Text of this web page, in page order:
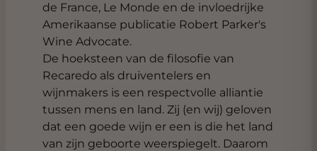
de France, Le Monde en de invloedrijke
Amerikaanse publicatie Robert Parker's
Wine Advocate.
De hoeksteen van de filosofie van
Recaredo als druiventelers en
wijnmakers is een respectvolle alliantie
tussen mens en land. Zij (en wij) geloven
dat een goede wijn er een is die het land
van zijn geboorte weerspiegelt. Daarom